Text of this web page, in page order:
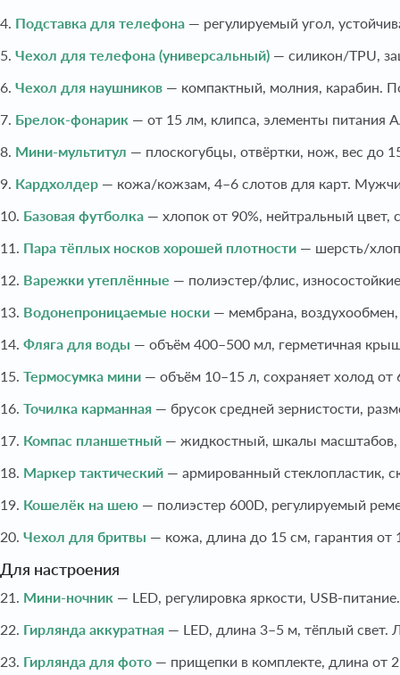
4. Подставка для телефона — регулируемый угол,
5. Чехол для телефона (универсальный) — силикон/TPU,
6. Чехол для наушников — компактный, молния, карабин.
7. Брелок-фонарик — от 15 лм, клипса, элементы
8. Мини-мультитул — плоскогубцы, отвёртки, нож, вес до
9. Кардхолдер — кожа/кожзам, 4–6 слотов для карт.
10. Базовая футболка — хлопок от 90%, нейтральный
11. Пара тёплых носков хорошей плотности — шерсть/
12. Варежки утеплённые — полиэстер/флис,
13. Водонепроницаемые носки — мембрана,
14. Фляга для воды — объём 400–500 мл, герметичная
15. Термосумка мини — объём 10–15 л, сохраняет холод
16. Точилка карманная — брусок средней зернистости,
17. Компас планшетный — жидкостный, шкалы масштабов,
18. Маркер тактический — армированный стеклопластик,
19. Кошелёк на шею — полиэстер 600D, регулируемый
20. Чехол для бритвы — кожа, длина до 15 см, гарантия
Для настроения
21. Мини-ночник — LED, регулировка яркости, USB-
22. Гирлянда аккуратная — LED, длина 3–5 м, тёплый
23. Гирлянда для фото — прищепки в комплекте, длина от